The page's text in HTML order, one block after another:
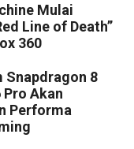
Mulai
Line of Death”
360
Snapdragon 8
Pro Akan
Performa